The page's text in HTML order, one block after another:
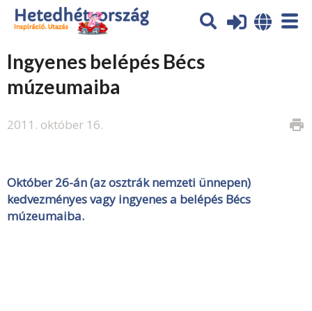
Ingyenes belépés Bécs
múzeumaiba
2011. október 16. print
Október 26-án (az osztrák nemzeti ünnepen)
kedvezményes vagy ingyenes a belépés Bécs
múzeumaiba.